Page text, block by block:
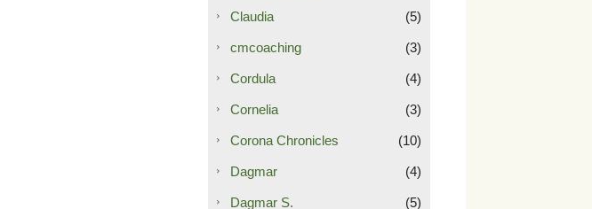
Claudia (5)
cmcoaching (3)
Cordula (4)
Cornelia (3)
Corona Chronicles (10)
Dagmar (4)
Dagmar S. (5)